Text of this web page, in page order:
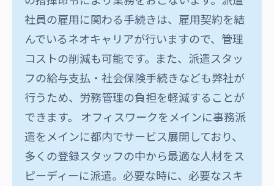
社員の雇用に関わる手続きは、雇用契約を結
んでいるネオキャリアが行いますので、管理
コストの削減も可能です。また、派遣スタッ
フの給与支払・社会保険手続きなども弊社が
行うため、労務管理の負担を軽減することが
できます。 オフィスワークをメインに事務派
遣をメインに都内でサービス展開しており、
多くの登録スタッフの中から最適な人材をス
ピーディーに派遣。必要な時に、必要なスキ